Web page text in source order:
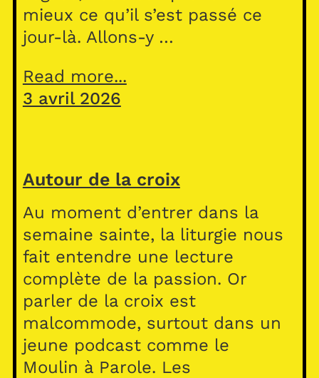
mieux ce qu’il s’est passé ce
jour-là. Allons-y …
Read more...
3 avril 2026
Autour de la croix
Au moment d’entrer dans la
semaine sainte, la liturgie nous
fait entendre une lecture
complète de la passion. Or
parler de la croix est
malcommode, surtout dans un
jeune podcast comme le
Moulin à Parole. Les